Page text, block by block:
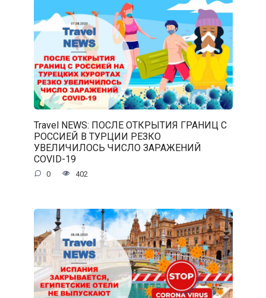
Travel NEWS: ПОСЛЕ ОТКРЫТИЯ ГРАНИЦ С
РОССИЕЙ В ТУРЦИИ РЕЗКО
УВЕЛИЧИЛОСЬ ЧИСЛО ЗАРАЖЕНИЙ
COVID-19
0 402